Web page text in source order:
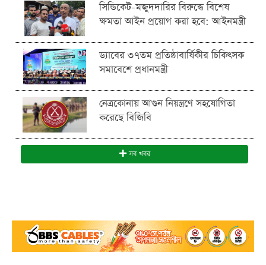
সিন্ডিকেট-মজুদদারির বিরুদ্ধে বিশেষ
ক্ষমতা আইন প্রয়োগ করা হবে: আইনমন্ত্রী
ড্যাবের ৩৭তম প্রতিষ্ঠাবার্ষিকীর চিকিৎসক
সমাবেশে প্রধানমন্ত্রী
নেত্রকোনায় আগুন নিয়ন্ত্রণে সহযোগিতা
করেছে বিজিবি
সব খবর